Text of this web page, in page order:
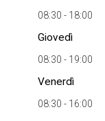
08:30 - 18:00
Giovedì
08:30 - 19:00
Venerdì
08:30 - 16:00